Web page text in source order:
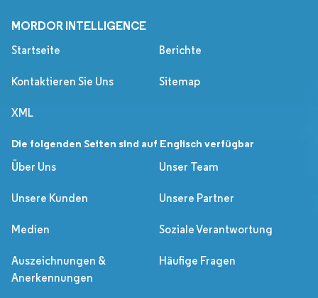
MORDOR INTELLIGENCE
Startseite Berichte
Kontaktieren Sie Uns Sitemap
XML
Die folgenden Seiten sind auf Englisch verfügbar
Über Uns
Unser Team
Unsere Kunden Unsere Partner
Medien Soziale Verantwortung
Auszeichnungen &
Anerkennungen
Häufige Fragen